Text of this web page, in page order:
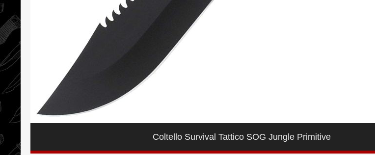
Coltello Survival Tattico SOG Jungle Primitive